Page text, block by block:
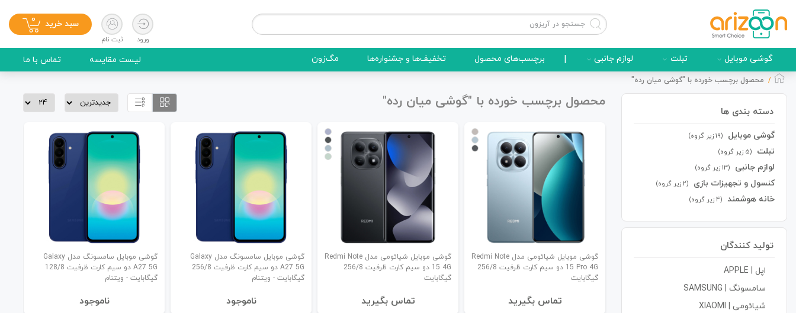
گوشی موبایل
لوازم جانبی
ورود ثبت نام
سبد خرید 0
گوشی موبایل تبلت لوازم جانبی برچسب‌های محصول تخفیف‌ها و جشنواره‌ها مگ‌زون لیست مقایسه تماس با ما
محصول برچسب خورده با "گوشی میان رده"
دسته بندی ها
گوشی موبایل (19 زیر گروه)
تبلت (5 زیر گروه)
لوازم جانبی (13 زیر گروه)
کنسول و تجهیزات بازی (2 زیر گروه)
خانه هوشمند (4 زیر گروه)
تولید کنندگان
اپل | APPLE
سامسونگ | SAMSUNG
شیائومی | XIAOMI
محصول برچسب خورده با "گوشی میان رده"
گوشی موبایل شیائومی مدل Redmi Note
15 Pro 4G دو سیم کارت ظرفیت 256/8
گیگابایت
تماس بگیرید
گوشی موبایل شیائومی مدل Redmi Note
15 4G دو سیم کارت ظرفیت 256/8
گیگابایت
تماس بگیرید
گوشی موبایل سامسونگ مدل Galaxy
A27 5G دو سیم کارت ظرفیت 256/8
گیگابایت - ویتنام
نا‌موجود
گوشی موبایل سامسونگ مدل Galaxy
A27 5G دو سیم کارت ظرفیت 128/8
گیگابایت - ویتنام
نا‌موجود